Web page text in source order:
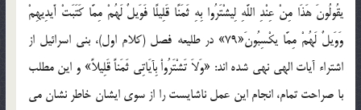
يقُولُونَ هَذَا مِنْ عِنْدِ اللَّهِ لِيشْتَرُوا بِهِ ثَمَنًا قَلِيلًا فَوَيلٌ لَهُمْ مِمَّا كَتَبَتْ أَيدِيهِمْ
وَوَيلٌ لَهُمْ مِمَّا يكْسِبُونَ«79» در طليعه فصل (کلام اول)، بني اسرائيل از
اشتراء آيات الهي نهي شده اند: «وَلاَ تَشْتَرُواْ بِآيَاتِي ثَمَناً قَلِيلاً» و اين مطلب
با صراحت تمام، انجام اين عمل ناشايست را از سوي ايشان خاطر نشان مي